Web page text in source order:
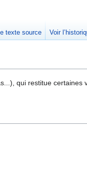
qui restitue
texte source Voir